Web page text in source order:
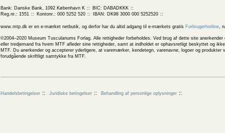
Bank: Danske Bank, 1092 København K
BIC: DABADKKK
Reg.nr.: 1551
Kontonr.: 000 5252 520 IBAN: DK98 3000 000 5252520
www.mtp.dk er en e-mærket netbutik, og derfor har du altid adgang til e-mærkets gratis Forbrugerhotline,
©2004–2020 Museum Tusculanums Forlag. Alle rettigheder forbeholdes. Ved brug af dette site
eller tredjemand fra hvem MTF afleder sine rettigheder, samt at indholdet er ophavsretligt beskyttet og
MTF. Du anerkender og accepterer yderligere, at varemærker, kendetegn, varenavne, logoer og
forudgående skriftligt samtykke fra MTF.
Handelsbetingelser Juridiske betingelser Behandling af personlige oplysninger